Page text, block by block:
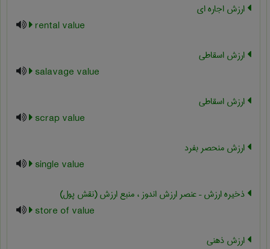
ارزش اجاره ای
rental value
ارزش اسقاطی
salavage value
ارزش اسقاطی
scrap value
ارزش منحصر بفرد
single value
ذخیره ارزش – عنصر ارزش اندوز ، منبع ارزش (نقش پول)
store of value
ارزش ذهنی